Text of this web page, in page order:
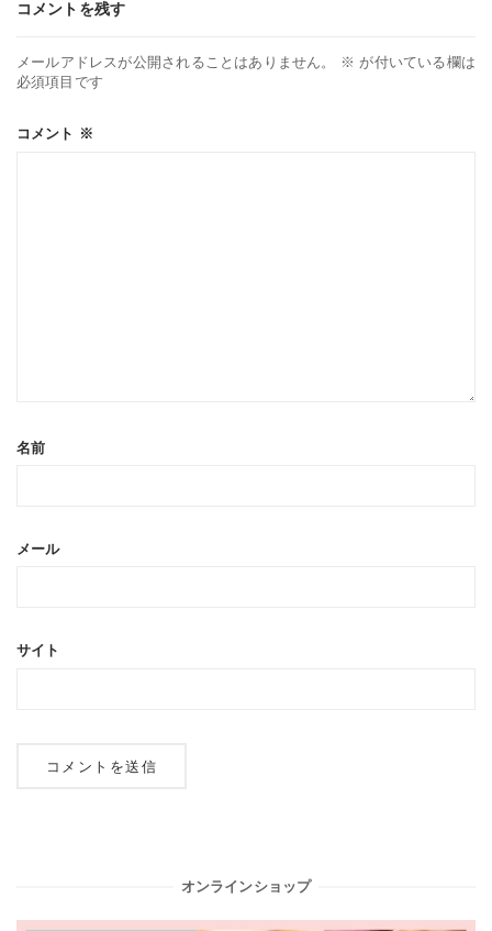
コメントを残す
メールアドレスが公開されることはありません。 ※ が付いている欄は
必須項目です
コメント ※
名前
メール
サイト
オンラインショップ